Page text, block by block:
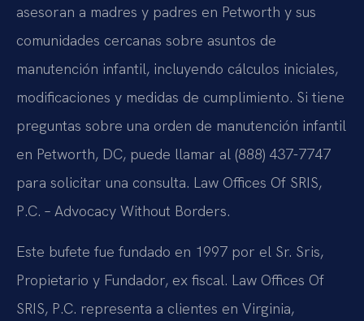
asesoran a madres y padres en Petworth y sus
comunidades cercanas sobre asuntos de
manutención infantil, incluyendo cálculos iniciales,
modificaciones y medidas de cumplimiento. Si tiene
preguntas sobre una orden de manutención infantil
en Petworth, DC, puede llamar al (888) 437-7747
para solicitar una consulta. Law Offices Of SRIS,
P.C. – Advocacy Without Borders.
Este bufete fue fundado en 1997 por el Sr. Sris,
Propietario y Fundador, ex fiscal. Law Offices Of
SRIS, P.C. representa a clientes en Virginia,